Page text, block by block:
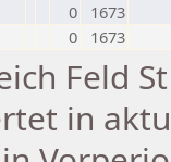
0
1673
0 1673
Feld
in